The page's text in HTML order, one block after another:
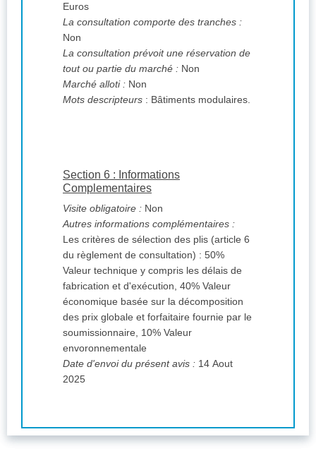
Euros
La consultation comporte des tranches :
Non
La consultation prévoit une réservation de
tout ou partie du marché : Non
Marché alloti : Non
Mots descripteurs : Bâtiments modulaires.
Section 6 : Informations
Complementaires
Visite obligatoire : Non
Autres informations complémentaires :
Les critères de sélection des plis (article 6
du règlement de consultation) : 50%
Valeur technique y compris les délais de
fabrication et d'exécution, 40% Valeur
économique basée sur la décomposition
des prix globale et forfaitaire fournie par le
soumissionnaire, 10% Valeur
envoronnementale
Date d'envoi du présent avis : 14 Aout
2025